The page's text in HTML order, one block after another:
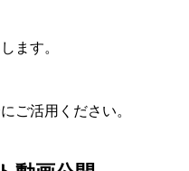
ます。
ご活用ください。